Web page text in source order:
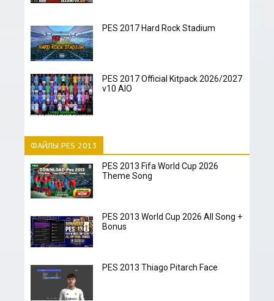
PES 2017 Hard Rock Stadium
PES 2017 Official Kitpack 2026/2027
v10 AIO
ФАЙЛЫ PES 2013
PES 2013 Fifa World Cup 2026
Theme Song
PES 2013 World Cup 2026 All Song +
Bonus
PES 2013 Thiago Pitarch Face